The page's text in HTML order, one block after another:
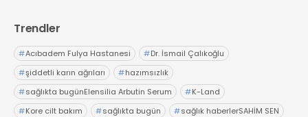
Trendler
#Acıbadem Fulya Hastanesi #Dr. İsmail Çalıkoğlu
#şiddetli karın ağrıları #hazımsızlık
#sağlıkta bugünElensilia Arbutin Serum #K-Land
#Kore cilt bakım #sağlıkta bugün #sağlık haberlerSAHİM SEN